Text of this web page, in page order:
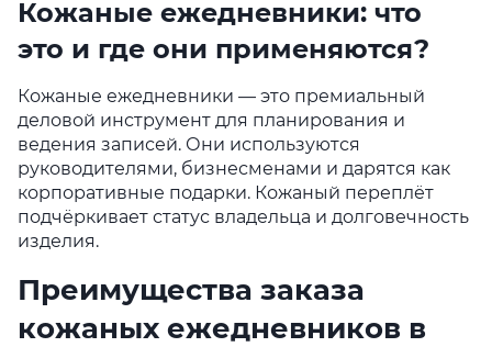
Кожаные ежедневники: что
это и где они применяются?
Кожаные ежедневники — это премиальный
деловой инструмент для планирования и
ведения записей. Они используются
руководителями, бизнесменами и дарятся как
корпоративные подарки. Кожаный переплёт
подчёркивает статус владельца и долговечность
изделия.
Преимущества заказа
кожаных ежедневников в